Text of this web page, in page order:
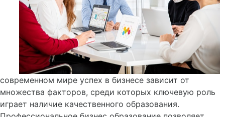
современном мире успех в бизнесе зависит от
множества факторов, среди которых ключевую роль
играет наличие качественного образования.